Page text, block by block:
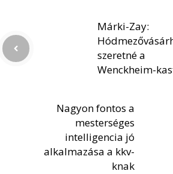
Márki-Zay:
szeretné a
Wenckheim-
Nagyon fontos a
mesterséges
intelligencia jó
alkalmazása a kkv-
knak